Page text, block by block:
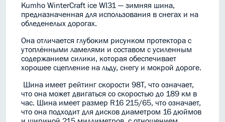
Kumho WinterCraft ice WI31 — зимняя шина,
предназначенная для использования в снегах и на
обледенелых дорогах.
Она отличается глубоким рисунком протектора с
утоплёнными ламелями и составом с усиленным
содержанием силики, которая обеспечивает
хорошее сцепление на льду, снегу и мокрой дороге.
Шина имеет рейтинг скорости 98T, что означает,
что она может двигаться со скоростью до 189 км в
час. Шина имеет размер R16 215/65, что означает,
что она подходит для дисков диаметром 16 дюймов